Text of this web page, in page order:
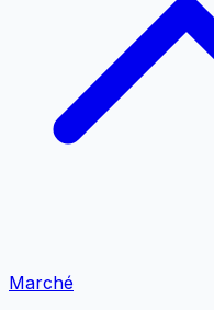
Marché